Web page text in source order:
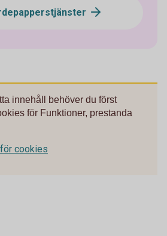
innehåll behöver du först
för Funktioner, prestanda
cookies